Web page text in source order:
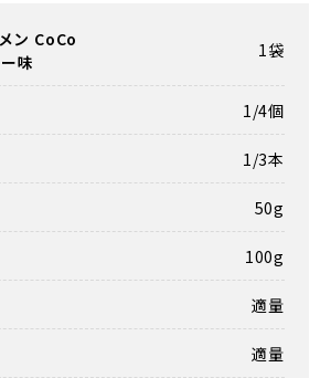
ン CoCo
味
1袋
1/4個
1/3本
50g
100g
適量
適量